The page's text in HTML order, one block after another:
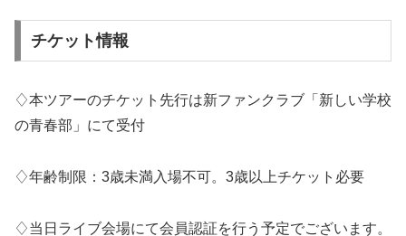
チケット情報
♢本ツアーのチケット先行は新ファンクラブ「新しい学校
の青春部」にて受付
♢年齢制限：3歳未満入場不可。3歳以上チケット必要
♢当日ライブ会場にて会員認証を行う予定でございます。